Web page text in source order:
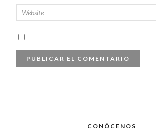
CONÓCENOS